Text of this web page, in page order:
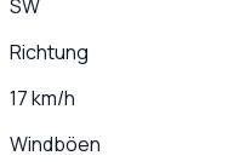
SW
Richtung
17 km/h
Windböen